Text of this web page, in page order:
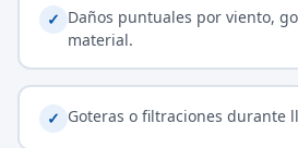
✓ Daños puntuales por viento,
material.
✓ Goteras o filtraciones durante